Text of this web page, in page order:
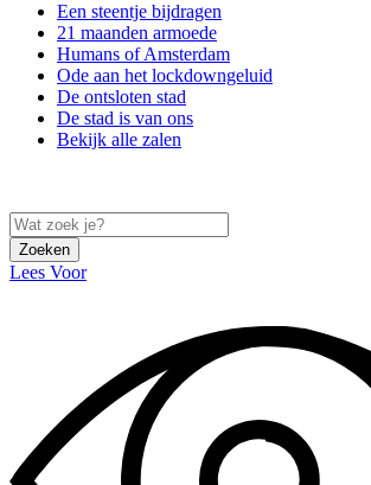
Een steentje bijdragen
21 maanden armoede
Humans of Amsterdam
Ode aan het lockdowngeluid
De ontsloten stad
De stad is van ons
Bekijk alle zalen
Zoeken
Lees Voor